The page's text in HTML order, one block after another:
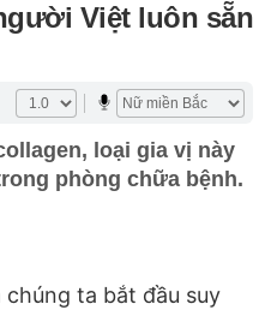
Việt luôn sẵn
loại gia vị này
phòng chữa bệnh.
chúng ta bắt đầu suy